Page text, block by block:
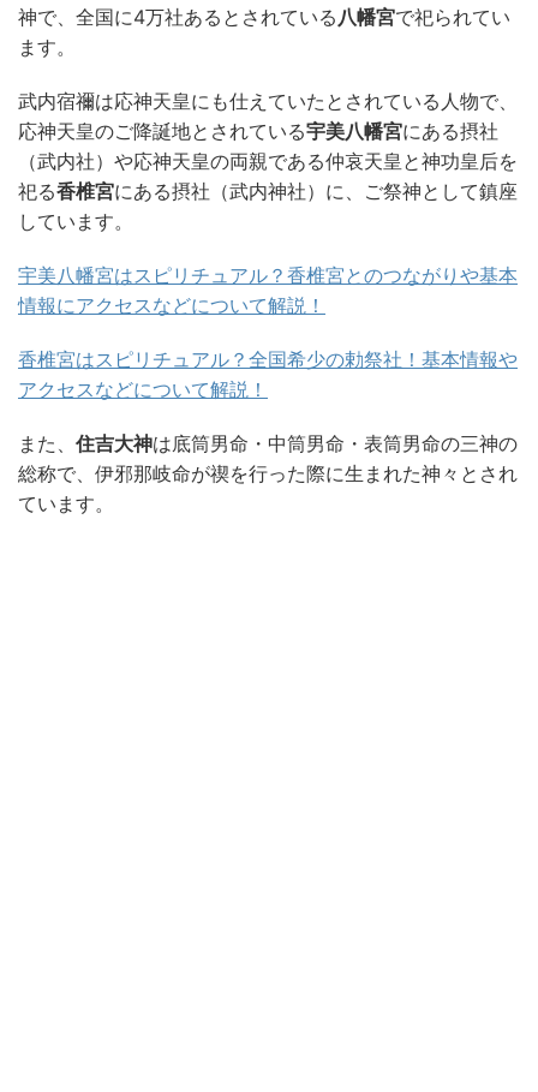
神で、全国に4万社あるとされている 八幡宮で祀られてい
ます。
武内宿禰は応神天皇にも仕えていたとされている人物で、
応神天皇のご降誕地とされている宇美八幡宮にある摂社
（武内社）や応神天皇の両親である仲哀天皇と神功皇后を
祀る香椎宮にある摂社（武内神社）に、ご祭神として鎮座
しています。
宇美八幡宮はスピリチュアル？香椎宮とのつながりや基本
情報にアクセスなどについて解説！
香椎宮はスピリチュアル？全国希少の勅祭社！基本情報や
アクセスなどについて解説！
また、 住吉大神は底筒男命・中筒男命・表筒男命の三神の
総称で、伊邪那岐命が禊を行った際に生まれた神々とされ
ています。